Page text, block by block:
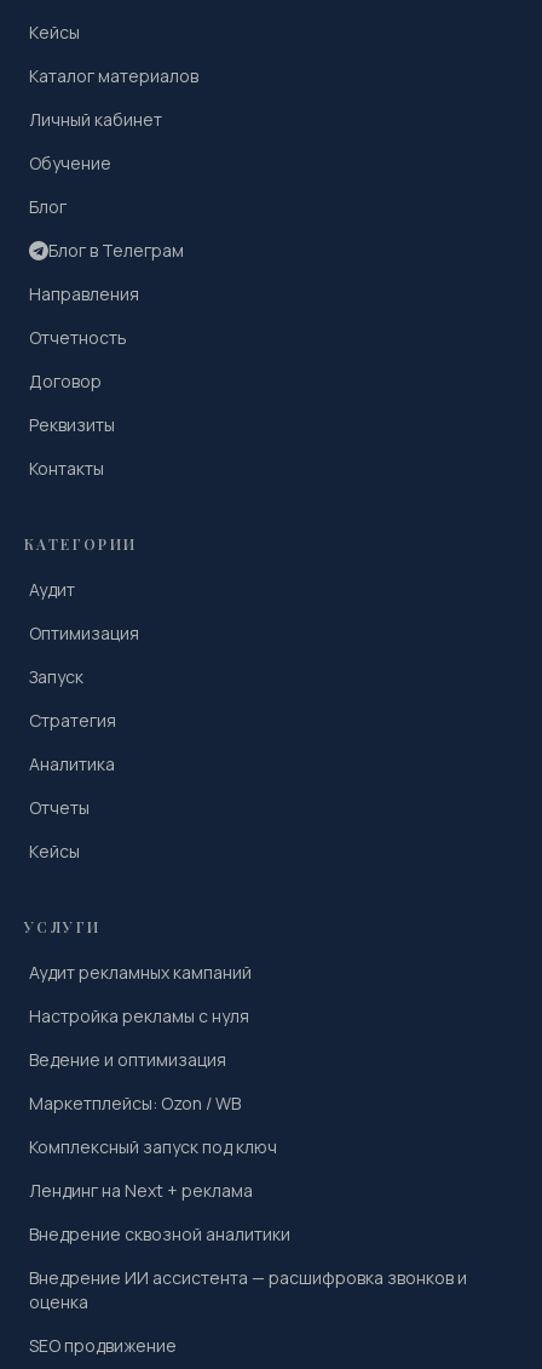
Кейсы
Каталог материалов
Личный кабинет
Обучение
Блог
Блог в Телеграм
Направления
Отчетность
Договор
Реквизиты
Контакты
КАТЕГОРИИ
Аудит
Оптимизация
Запуск
Стратегия
Аналитика
Отчеты
Кейсы
УСЛУГИ
Аудит рекламных кампаний
Настройка рекламы с нуля
Ведение и оптимизация
Маркетплейсы: Ozon / WB
Комплексный запуск под ключ
Лендинг на Next + реклама
Внедрение сквозной аналитики
Внедрение ИИ ассистента — расшифровка звонков и
оценка
SEO продвижение